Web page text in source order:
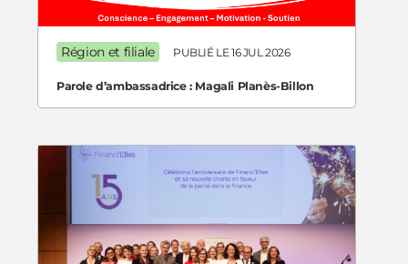
Parole d’ambassadrice : Magali Planès-Billon
Région et filiale PUBLIÉ LE 16 JUL 2026